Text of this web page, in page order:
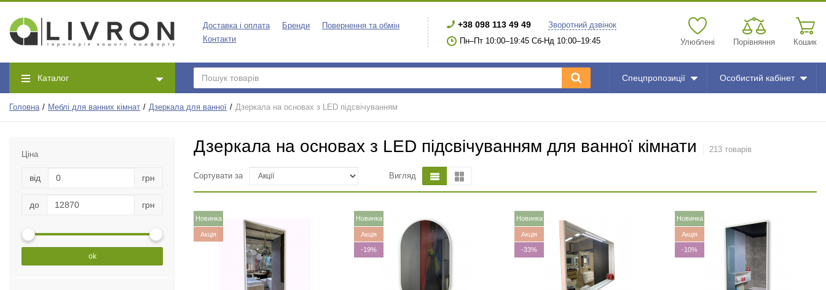
Доставка і оплата Бренди
Повернення та обмін
Контакти
+38 098 113 49 49
Зворотний дзвінок
Пн–Пт 10:00–19:45 Сб-Нд 10:00–19:45
Улюблені Порівняння Кошик
Каталог Спецпропозиції Особистий кабінет
Головна Меблі для ванних кімнат Дзеркала для ванної Дзеркала на основах з LED підсвічуванням
Ціна
від грн
до грн
ok
Дзеркала на основах з LED підсвічуванням для ванної кімнати 213 товарів
Сортувати за Вигляд
Новинка
Акція
Новинка
Акція
-19%
Новинка
Акція
-33%
Новинка
Акція
-10%